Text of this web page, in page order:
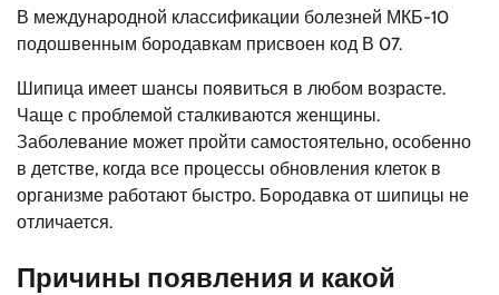
В международной классификации болезней МКБ-10
подошвенным бородавкам присвоен код В 07.
Шипица имеет шансы появиться в любом возрасте.
Чаще с проблемой сталкиваются женщины.
Заболевание может пройти самостоятельно, особенно
в детстве, когда все процессы обновления клеток в
организме работают быстро. Бородавка от шипицы не
отличается.
Причины появления и какой